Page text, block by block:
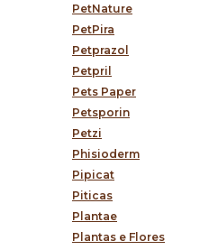
PetNature
PetPira
Petprazol
Petpril
Pets Paper
Petsporin
Petzi
Phisioderm
Pipicat
Piticas
Plantae
Plantas e Flores